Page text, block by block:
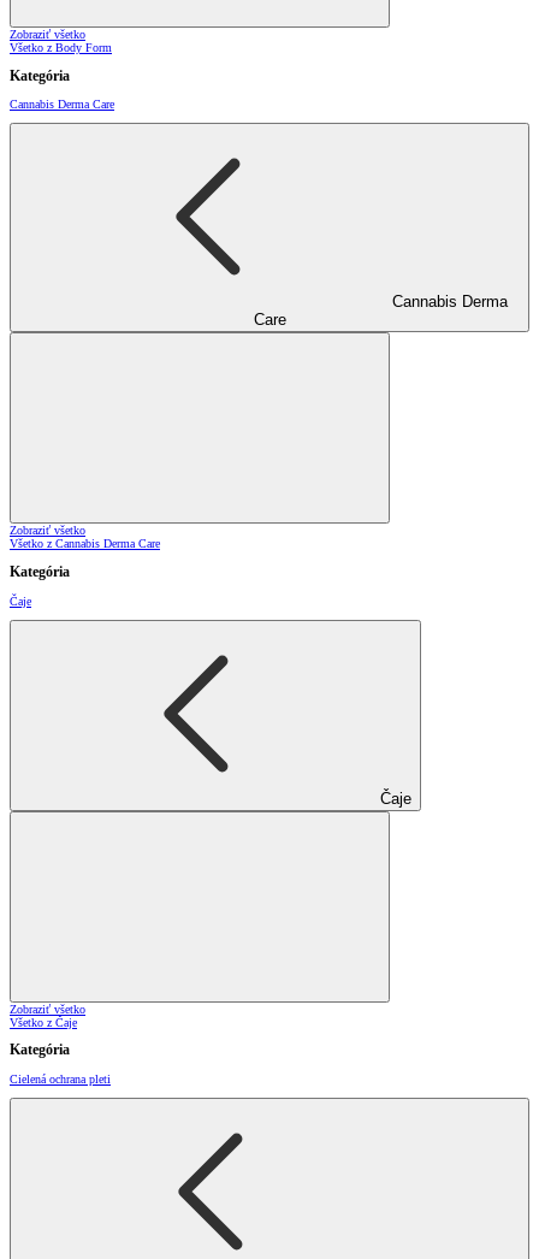
Zobraziť všetko
Všetko z Body Form
Kategória
Cannabis Derma Care
Cannabis Derma
Care
Zobraziť všetko
Všetko z Cannabis Derma Care
Kategória
Čaje
Čaje
Zobraziť všetko
Všetko z Čaje
Kategória
Cielená ochrana pleti